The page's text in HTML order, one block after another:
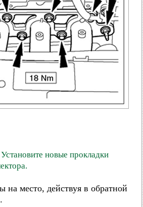
новые прокладки
на место, действуя в обратной